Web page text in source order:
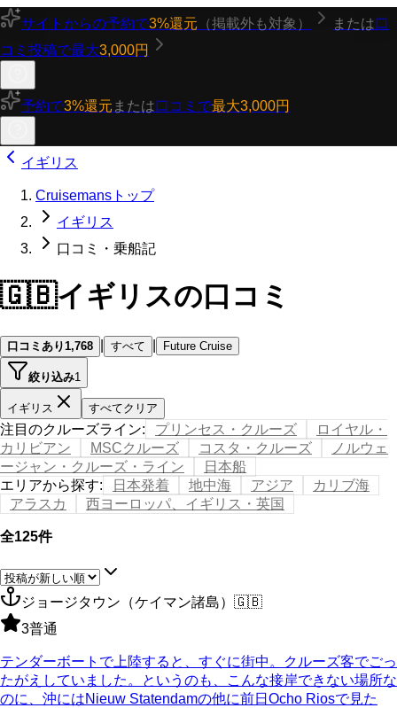
サイトからの予約で3%還元 （掲載外も対象） または口
コミ投稿で最大3,000円
予約で3%還元 または口コミで最大3,000円
イギリス
Cruisemansトップ
イギリス
口コミ・乗船記
🇬🇧イギリスの口コミ
口コミあり1,768 すべて Future Cruise
絞り込み1
イギリス すべてクリア
注目のクルーズライン: プリンセス・クルーズ
ロイヤル・
カリビアン
MSCクルーズ コスタ・クルーズ
ノルウェ
ージャン・クルーズ・ライン
日本船
エリアから探す: 日本発着 地中海 アジア
カリブ海
アラスカ
西ヨーロッパ、イギリス・英国
全125件
ジョージタウン（ケイマン諸島） 🇬🇧
3普通
テンダーボートで上陸すると、すぐに街中。クルーズ客でごっ
たがえしていました。というのも、こんな接岸できない場所な
のに、沖にはNieuw Statendamの他に前日Ocho Riosで見た